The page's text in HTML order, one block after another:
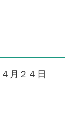
月２４日